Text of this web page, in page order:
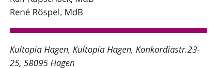
René Röspel, MdB
Kultopia Hagen Kultopia Hagen Konkordiastr.23-
25 58095 Hagen